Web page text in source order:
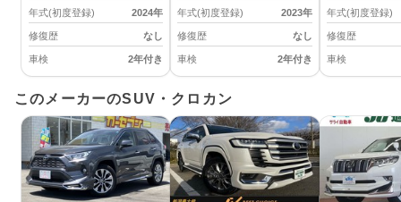
年式(初度登録) 2024年
修復歴 なし
車検 2年付き
年式(初度登録) 2023年
修復歴 なし
車検 2年付き
年式(初度登録)
修復歴
車検
このメーカーのSUV・クロカン